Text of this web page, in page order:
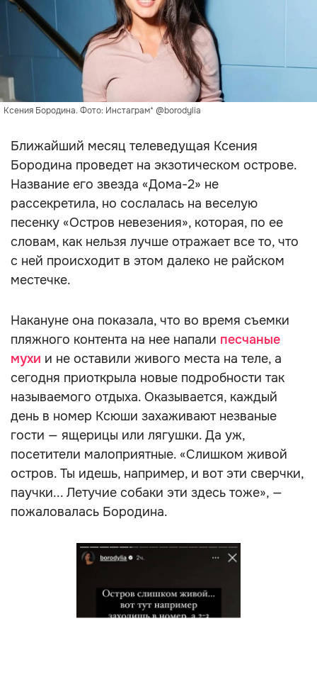
Ксения Бородина. Фото: Инстаграм* @borodylia
Ближайший месяц телеведущая Ксения
Бородина проведет на экзотическом острове.
Название его звезда «Дома-2» не
рассекретила, но сослалась на веселую
песенку «Остров невезения», которая, по ее
словам, как нельзя лучше отражает все то, что
с ней происходит в этом далеко не райском
местечке.
Накануне она показала, что во время съемки
пляжного контента на нее напали песчаные
мухи и не оставили живого места на теле, а
сегодня приоткрыла новые подробности так
называемого отдыха. Оказывается, каждый
день в номер Ксюши захаживают незваные
гости — ящерицы или лягушки. Да уж,
посетители малоприятные. «Слишком живой
остров. Ты идешь, например, и вот эти сверчки,
паучки... Летучие собаки эти здесь тоже», —
пожаловалась Бородина.